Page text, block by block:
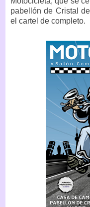
pabellón de Cristal
el cartel de completo.